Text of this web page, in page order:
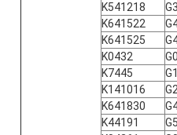
K541218
K641522
K641525
K0432
K7445
K141016
K641830
K44191